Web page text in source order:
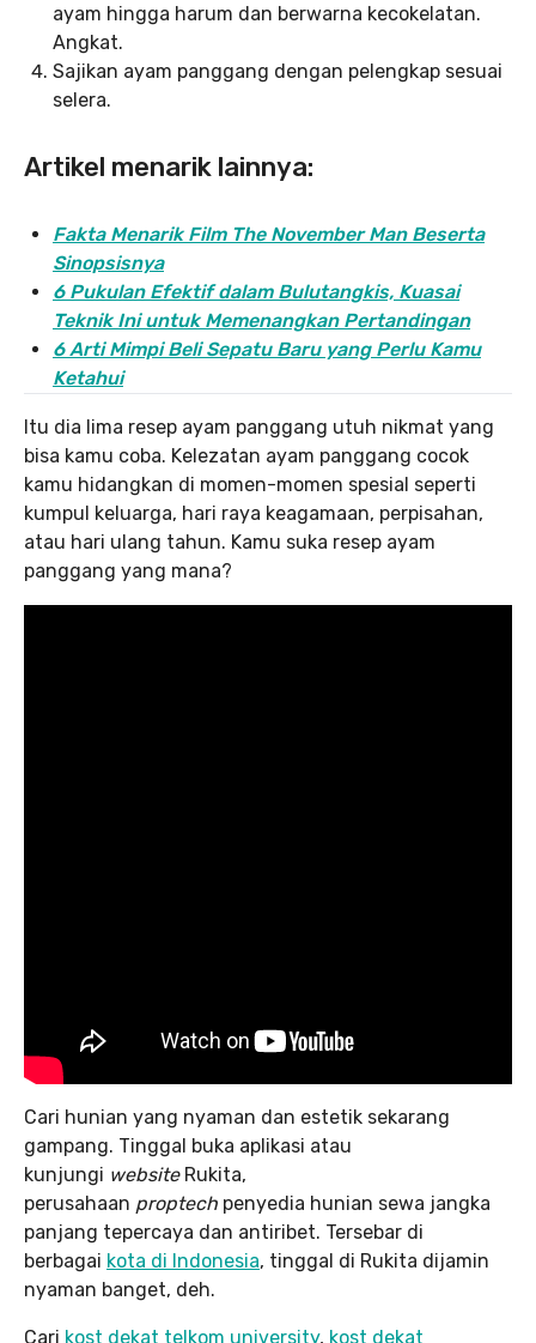
ayam hingga harum dan berwarna kecokelatan.
Angkat.
Sajikan ayam panggang dengan pelengkap sesuai
selera.
Artikel menarik lainnya:
Fakta Menarik Film The November Man Beserta
Sinopsisnya
6 Pukulan Efektif dalam Bulutangkis, Kuasai
Teknik Ini untuk Memenangkan Pertandingan
6 Arti Mimpi Beli Sepatu Baru yang Perlu Kamu
Ketahui
Itu dia lima resep ayam panggang utuh nikmat yang
bisa kamu coba. Kelezatan ayam panggang cocok
kamu hidangkan di momen-momen spesial seperti
kumpul keluarga, hari raya keagamaan, perpisahan,
atau hari ulang tahun. Kamu suka resep ayam
panggang yang mana?
Cari hunian yang nyaman dan estetik sekarang
gampang. Tinggal buka aplikasi atau
kunjungi websiteRukita,
perusahaan proptech penyedia hunian sewa jangka
panjang tepercaya dan antiribet. Tersebar di
berbagai kota di Indonesia, tinggal di Rukita dijamin
nyaman banget, deh.
Cari kost dekat telkom university, kost dekat